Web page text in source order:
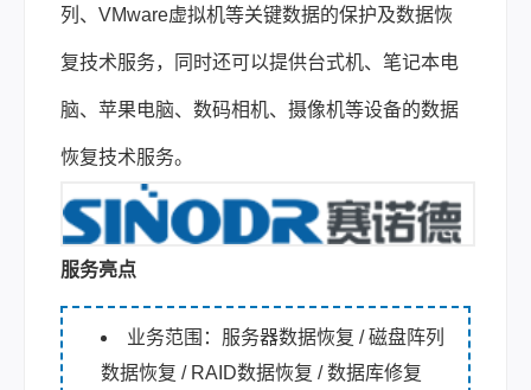
列、VMware虚拟机等关键数据的保护及数据恢
复技术服务，同时还可以提供台式机、笔记本电
脑、苹果电脑、数码相机、摄像机等设备的数据
恢复技术服务。
服务亮点
业务范围：服务器数据恢复 / 磁盘阵列
数据恢复 / RAID数据恢复 / 数据库修复